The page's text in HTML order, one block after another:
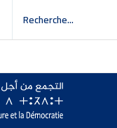
إلى وسائل الإعلام